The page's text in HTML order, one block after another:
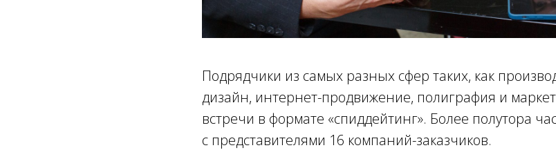
Подрядчики из самых разных сфер таких, как
дизайн, интернет-продвижение, полиграфия и
встречи в формате «спиддейтинг». Более полутора
с представителями 16 компаний-заказчиков.